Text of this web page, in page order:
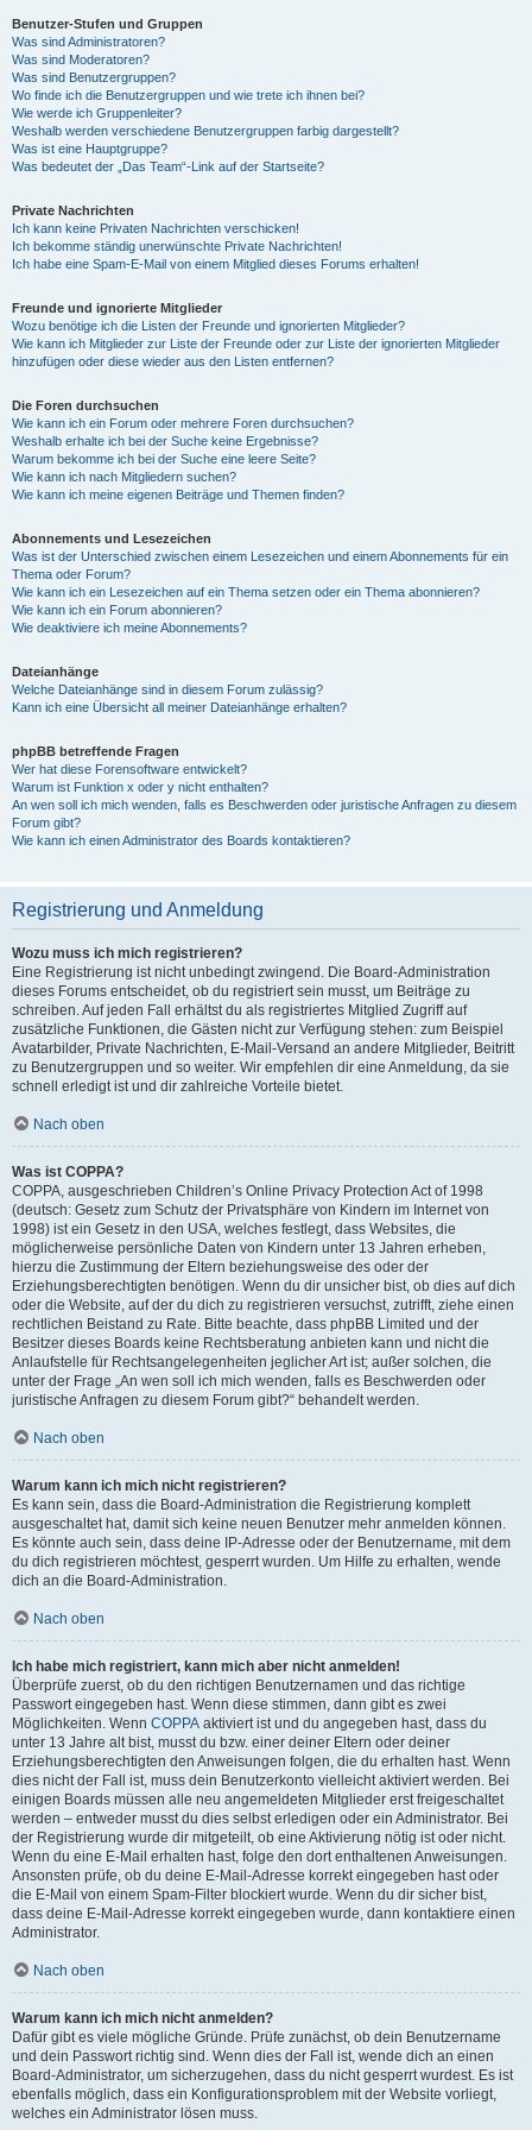
V
d
e
o
Benutzer-Stufen und Gruppen
Was sind Administratoren?
Was sind Moderatoren?
Was sind Benutzergruppen?
Wo finde ich die Benutzergruppen und wie trete ich ihnen bei?
Wie werde ich Gruppenleiter?
Weshalb werden verschiedene Benutzergruppen farbig dargestellt?
Was ist eine Hauptgruppe?
Was bedeutet der „Das Team“-Link auf der Startseite?
Private Nachrichten
Ich kann keine Privaten Nachrichten verschicken!
Ich bekomme ständig unerwünschte Private Nachrichten!
Ich habe eine Spam-E-Mail von einem Mitglied dieses Forums erhalten!
Freunde und ignorierte Mitglieder
Wozu benötige ich die Listen der Freunde und ignorierten Mitglieder?
Wie kann ich Mitglieder zur Liste der Freunde oder zur Liste der ignorierten Mitglieder
hinzufügen oder diese wieder aus den Listen entfernen?
Die Foren durchsuchen
Wie kann ich ein Forum oder mehrere Foren durchsuchen?
Weshalb erhalte ich bei der Suche keine Ergebnisse?
Warum bekomme ich bei der Suche eine leere Seite?
Wie kann ich nach Mitgliedern suchen?
Wie kann ich meine eigenen Beiträge und Themen finden?
Abonnements und Lesezeichen
Was ist der Unterschied zwischen einem Lesezeichen und einem Abonnements für ein
Thema oder Forum?
Wie kann ich ein Lesezeichen auf ein Thema setzen oder ein Thema abonnieren?
Wie kann ich ein Forum abonnieren?
Wie deaktiviere ich meine Abonnements?
Dateianhänge
Welche Dateianhänge sind in diesem Forum zulässig?
Kann ich eine Übersicht all meiner Dateianhänge erhalten?
phpBB betreffende Fragen
Wer hat diese Forensoftware entwickelt?
Warum ist Funktion x oder y nicht enthalten?
An wen soll ich mich wenden, falls es Beschwerden oder juristische Anfragen zu diesem
Forum gibt?
Wie kann ich einen Administrator des Boards kontaktieren?
Registrierung und Anmeldung
Wozu muss ich mich registrieren?
Eine Registrierung ist nicht unbedingt zwingend. Die Board-Administration
dieses Forums entscheidet, ob du registriert sein musst, um Beiträge zu
schreiben. Auf jeden Fall erhältst du als registriertes Mitglied Zugriff auf
zusätzliche Funktionen, die Gästen nicht zur Verfügung stehen: zum Beispiel
Avatarbilder, Private Nachrichten, E-Mail-Versand an andere Mitglieder, Beitritt
zu Benutzergruppen und so weiter. Wir empfehlen dir eine Anmeldung, da sie
schnell erledigt ist und dir zahlreiche Vorteile bietet.
Nach oben
Was ist COPPA?
COPPA, ausgeschrieben Children’s Online Privacy Protection Act of 1998
(deutsch: Gesetz zum Schutz der Privatsphäre von Kindern im Internet von
1998) ist ein Gesetz in den USA, welches festlegt, dass Websites, die
möglicherweise persönliche Daten von Kindern unter 13 Jahren erheben,
hierzu die Zustimmung der Eltern beziehungsweise des oder der
Erziehungsberechtigten benötigen. Wenn du dir unsicher bist, ob dies auf dich
oder die Website, auf der du dich zu registrieren versuchst, zutrifft, ziehe einen
rechtlichen Beistand zu Rate. Bitte beachte, dass phpBB Limited und der
Besitzer dieses Boards keine Rechtsberatung anbieten kann und nicht die
Anlaufstelle für Rechtsangelegenheiten jeglicher Art ist; außer solchen, die
unter der Frage „An wen soll ich mich wenden, falls es Beschwerden oder
juristische Anfragen zu diesem Forum gibt?“ behandelt werden.
Nach oben
Warum kann ich mich nicht registrieren?
Es kann sein, dass die Board-Administration die Registrierung komplett
ausgeschaltet hat, damit sich keine neuen Benutzer mehr anmelden können.
Es könnte auch sein, dass deine IP-Adresse oder der Benutzername, mit dem
du dich registrieren möchtest, gesperrt wurden. Um Hilfe zu erhalten, wende
dich an die Board-Administration.
Nach oben
Ich habe mich registriert, kann mich aber nicht anmelden!
Überprüfe zuerst, ob du den richtigen Benutzernamen und das richtige
Passwort eingegeben hast. Wenn diese stimmen, dann gibt es zwei
Möglichkeiten. Wenn COPPA aktiviert ist und du angegeben hast, dass du
unter 13 Jahre alt bist, musst du bzw. einer deiner Eltern oder deiner
Erziehungsberechtigten den Anweisungen folgen, die du erhalten hast. Wenn
dies nicht der Fall ist, muss dein Benutzerkonto vielleicht aktiviert werden. Bei
einigen Boards müssen alle neu angemeldeten Mitglieder erst freigeschaltet
werden – entweder musst du dies selbst erledigen oder ein Administrator. Bei
der Registrierung wurde dir mitgeteilt, ob eine Aktivierung nötig ist oder nicht.
Wenn du eine E-Mail erhalten hast, folge den dort enthaltenen Anweisungen.
Ansonsten prüfe, ob du deine E-Mail-Adresse korrekt eingegeben hast oder
die E-Mail von einem Spam-Filter blockiert wurde. Wenn du dir sicher bist,
dass deine E-Mail-Adresse korrekt eingegeben wurde, dann kontaktiere einen
Administrator.
Nach oben
Warum kann ich mich nicht anmelden?
Dafür gibt es viele mögliche Gründe. Prüfe zunächst, ob dein Benutzername
und dein Passwort richtig sind. Wenn dies der Fall ist, wende dich an einen
Board-Administrator, um sicherzugehen, dass du nicht gesperrt wurdest. Es ist
ebenfalls möglich, dass ein Konfigurationsproblem mit der Website vorliegt,
welches ein Administrator lösen muss.